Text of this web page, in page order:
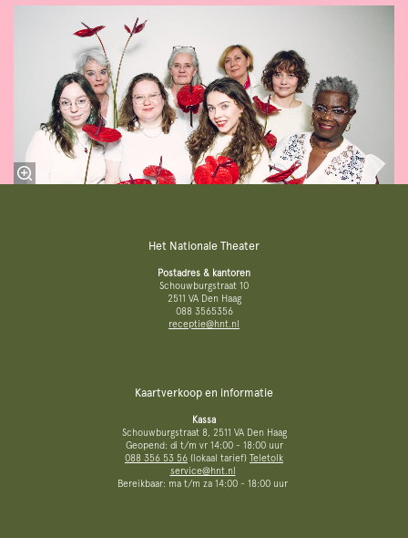
Het Nationale Theater
Postadres & kantoren
Schouwburgstraat 10
2511 VA Den Haag
088 3565356
receptie@hnt.nl
Kaartverkoop en informatie
Kassa
Schouwburgstraat 8, 2511 VA Den Haag
Geopend: di t/m vr 14:00 - 18:00 uur
088 356 53 56 (lokaal tarief) Teletolk
service@hnt.nl
Bereikbaar: ma t/m za 14:00 - 18:00 uur